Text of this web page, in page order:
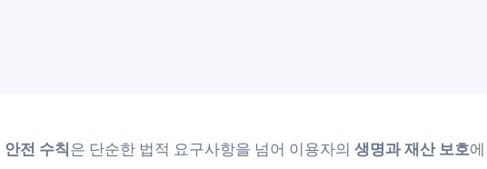
전 수칙은 단순한 법적 요구사항을 넘어 이용자의 생명과 재산 보호에